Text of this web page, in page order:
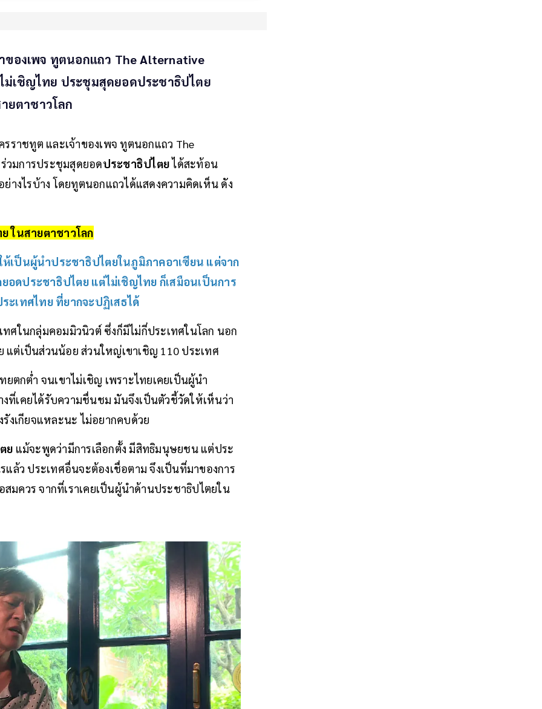
ของเพจ ทูตนอกแถว The Alternative
ม่เชิญไทย ประชุมสุดยอดประชาธิปไตย
ยตาชาวโลก
ราชทูต และเจ้าของเพจ ทูตนอกแถว The
วมการประชุมสุดยอดประชาธิปไตยได้สะท้อน
างไรบ้าง โดยทูตนอกแถวได้แสดงความคิดเห็น ดัง
ในสายตาชาวโลก
ห้เป็นผู้นำประชาธิปไตยในภูมิภาคอาเซียน แต่จาก
อดประชาธิปไตยแต่ไม่เชิญไทย ก็เสมือนเป็นการ
ะเทศไทย ที่ยากจะปฏิเสธได้
ศในกลุ่มคอมมิวนิวต์ ซึ่งก็มีไม่กี่ประเทศในโลก นอก
แต่เป็นส่วนน้อย ส่วนใหญ่เขาเชิญ 110 ประเทศ
ตกต่ำ จนเขาไม่เชิญ เพราะไทยเคยเป็นผู้นำ
ที่เคยได้รับความชื่นชม มันจึงเป็นตัวชี้วัดให้เห็นว่า
งเกียจแหละนะ ไม่อยากคบด้วย
ย แม้จะพูดว่ามีการเลือกตั้ง มีสิทธิมนุษยชน แต่ประ
ล้ว ประเทศอื่นจะต้องเชื่อตาม จึงเป็นที่มาของการ
มควร จากที่เราเคยเป็นผู้นำด้านประชาธิปไตยใน